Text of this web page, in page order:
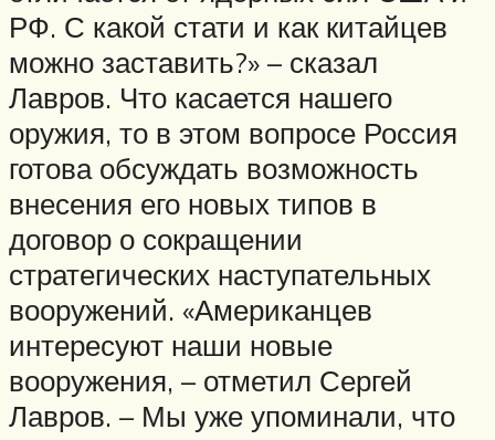
РФ. С какой стати и как китайцев
можно заставить?» – сказал
Лавров. Что касается нашего
оружия, то в этом вопросе Россия
готова обсуждать возможность
внесения его новых типов в
договор о сокращении
стратегических наступательных
вооружений. «Американцев
интересуют наши новые
вооружения, – отметил Сергей
Лавров. – Мы уже упоминали, что